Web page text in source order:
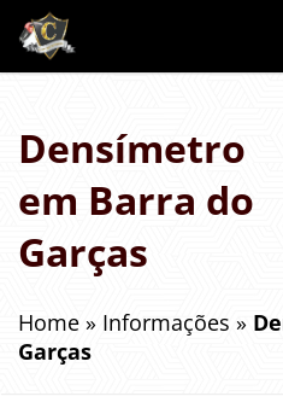
Densímetro
em Barra do
Garças
Home » Informações »
Garças